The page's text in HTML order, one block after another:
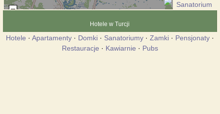
Sanatorium
bereg
Hotele w Turcji
Hotele · Apartamenty · Domki · Sanatoriumy · Zamki · Pensjonaty ·
Restauracje · Kawiarnie · Pubs